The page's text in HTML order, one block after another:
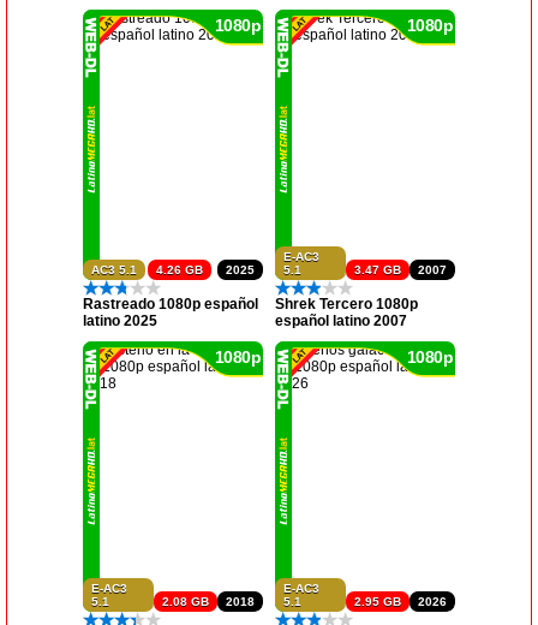
AC3 5.1 2025
4.26 GB
1080p
Rastreado 1080p español
latino 2025
E-AC3
5.1
2007
3.47 GB
1080p
Shrek Tercero 1080p
español latino 2007
E-AC3
5.1
2018
2.08 GB
1080p
E-AC3
5.1
2026
2.95 GB
1080p